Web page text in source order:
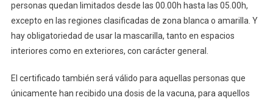
personas quedan limitados desde las 00.00h hasta las 05.00h,
excepto en las regiones clasificadas de zona blanca o amarilla. Y
hay obligatoriedad de usar la mascarilla, tanto en espacios
interiores como en exteriores, con carácter general.
El certificado también será válido para aquellas personas que
únicamente han recibido una dosis de la vacuna, para aquellos